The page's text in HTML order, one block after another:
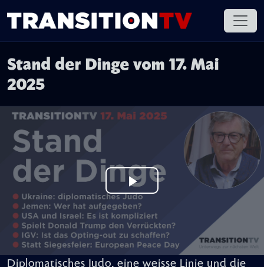
Stand der Dinge vom 17. Mai
2025
Diplomatisches Judo, eine weisse Linie und die